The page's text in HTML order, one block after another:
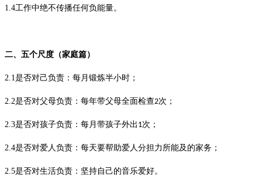
1.4工作中绝不传播任何负能量。
二、五个尺度（家庭篇）
2.1 是否对己负责：每月锻炼半小时；
2.2是否对父母负责：每年带父母全面检查2次；
2.3是否对孩子负责：每月带孩子外出 1次；
2.4是否对爱人负责：每天要帮助爱人分担力所能及的家务；
2.5是否对生活负责：坚持自己的音乐爱好。